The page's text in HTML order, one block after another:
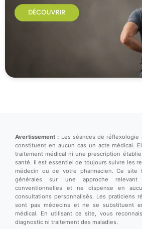
Avertissement : Les séances de réflexologie
constituent en aucun cas un acte médical.
traitement médical ni une prescription
santé. Il est essentiel de toujours suivre les
médecin ou de votre pharmacien. Ce site
générales sur une approche
conventionnelles et ne dispense en
consultations personnalisés. Les praticiens
sont pas médecins et ne se substituent
médical. En utilisant ce site, vous
diagnostic ni traitement des maladies.